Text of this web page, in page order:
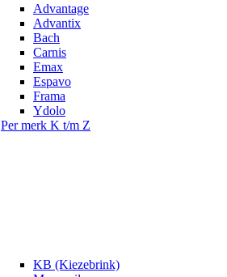
Advantage
Advantix
Bach
Carnis
Emax
Espavo
Frama
Ydolo
Per merk K t/m Z
KB (Kiezebrink)